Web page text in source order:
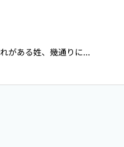
がある姓、幾通りに...